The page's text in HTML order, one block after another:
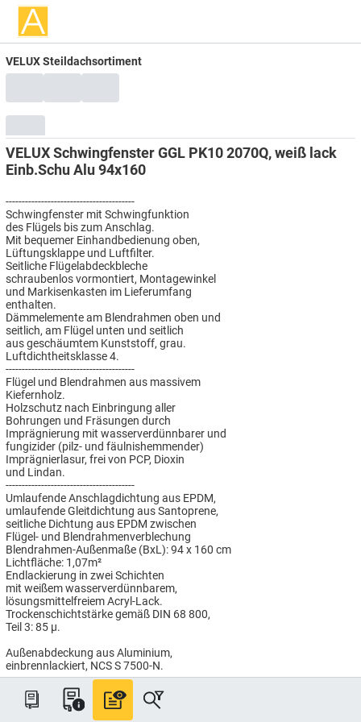
VELUX Steildachsortiment
VELUX Schwingfenster GGL PK10 2070Q, weiß lack
Einb.Schu Alu 94x160
----------------------------------------
Schwingfenster mit Schwingfunktion
des Flügels bis zum Anschlag.
Mit bequemer Einhandbedienung oben,
Lüftungsklappe und Luftfilter.
Seitliche Flügelabdeckbleche
schraubenlos vormontiert, Montagewinkel
und Markisenkasten im Lieferumfang
enthalten.
Dämmelemente am Blendrahmen oben und
seitlich, am Flügel unten und seitlich
aus geschäumtem Kunststoff, grau.
Luftdichtheitsklasse 4.
----------------------------------------
Flügel und Blendrahmen aus massivem
Kiefernholz.
Holzschutz nach Einbringung aller
Bohrungen und Fräsungen durch
Imprägnierung mit wasserverdünnbarer und
fungizider (pilz- und fäulnishemmender)
Imprägnierlasur, frei von PCP, Dioxin
und Lindan.
----------------------------------------
Umlaufende Anschlagdichtung aus EPDM,
umlaufende Gleitdichtung aus Santoprene,
seitliche Dichtung aus EPDM zwischen
Flügel- und Blendrahmenverblechung
Blendrahmen-Außenmaße (BxL): 94 x 160 cm
Lichtfläche: 1,07m²
Endlackierung in zwei Schichten
mit weißem wasserverdünnbarem,
lösungsmittelfreiem Acryl-Lack.
Trockenschichtstärke gemäß DIN 68 800,
Teil 3: 85 µ.
Außenabdeckung aus Aluminium,
einbrennlackiert, NCS S 7500-N.
----------------------------------------
Verglasung für erhöhten Einbruchschutz
Wärmedurchgangswert Uw = 1,3 W/(m²K),